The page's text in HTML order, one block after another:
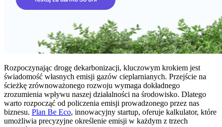
Rozpoczynając drogę dekarbonizacji, kluczowym krokiem jest
świadomość własnych emisji gazów cieplarnianych. Przejście na
ścieżkę zrównoważonego rozwoju wymaga dokładnego
zrozumienia wpływu naszej działalności na środowisko. Dlatego
warto rozpocząć od policzenia emisji prowadzonego przez nas
biznesu. Plan Be Eco, innowacyjny startup, oferuje kalkulator, które
umożliwia precyzyjne określenie emisji w każdym z trzech